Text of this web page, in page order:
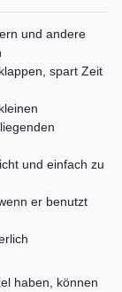
und andere
spart Zeit
und einfach zu
er benutzt
haben, können